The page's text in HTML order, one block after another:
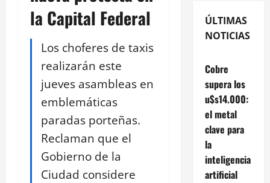
la Capital Federal
Los choferes de taxis
realizarán este
jueves asambleas en
emblemáticas
paradas porteñas.
Reclaman que el
Gobierno de la
Ciudad considere
ÚLTIMAS
NOTICIAS
Cobre
supera los
u$s14.000:
el metal
clave para
la
inteligencia
artificial